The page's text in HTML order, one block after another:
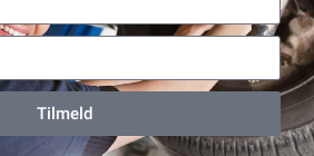
Tilmeld